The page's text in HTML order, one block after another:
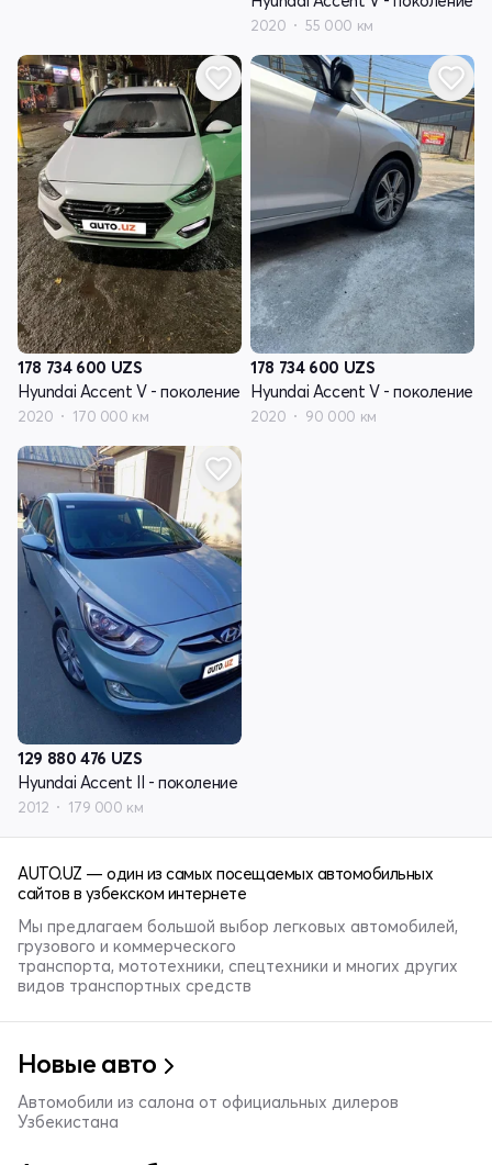
2020 55 000 км
178 734 600 UZS
Hyundai Accent V - поколение
2020 170 000 км
178 734 600 UZS
Hyundai Accent V - поколение
2020 90 000 км
129 880 476 UZS
Hyundai Accent II - поколение
2012 179 000 км
AUTO.UZ — один из самых посещаемых автомобильных
сайтов в узбекском интернете
Мы предлагаем большой выбор легковых автомобилей,
грузового и коммерческого
транспорта, мототехники, спецтехники и многих других
видов транспортных средств
Новые авто
Автомобили из салона от официальных дилеров
Узбекистана